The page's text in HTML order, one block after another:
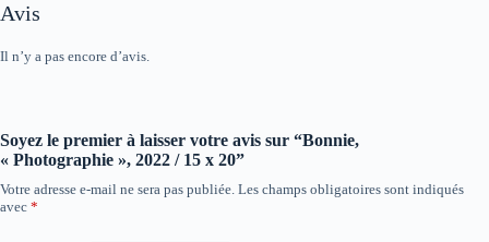
Avis
Il n’y a pas encore d’avis.
Soyez le premier à laisser votre avis sur “Bonnie,
« Photographie », 2022 / 15 x 20”
Votre adresse e-mail ne sera pas publiée. Les champs obligatoires sont indiqués
avec *